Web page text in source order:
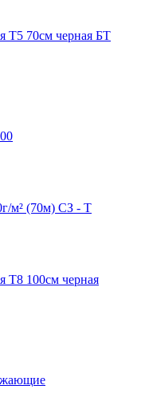
Т5 70см черная БТ
м² (70м) СЗ - Т
Т8 100см черная